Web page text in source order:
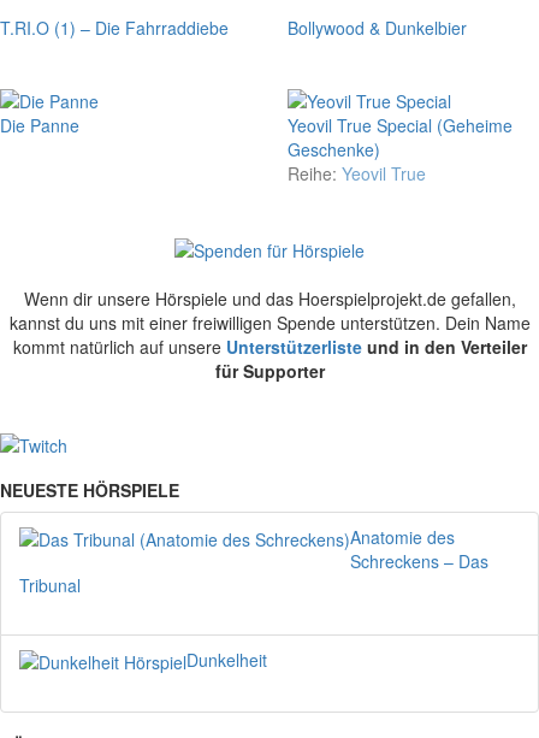
T.RI.O (1) – Die Fahrraddiebe Bollywood & Dunkelbier
Die Panne
Yeovil True Special (Geheime
Geschenke)
Reihe: Yeovil True
Wenn dir unsere Hörspiele und das Hoerspielprojekt.de gefallen,
kannst du uns mit einer freiwilligen Spende unterstützen. Dein Name
kommt natürlich auf unsere Unterstützerlisteund in den Verteiler
für Supporter
NEUESTE HÖRSPIELE
Anatomie des
Schreckens – Das
Tribunal
Dunkelheit